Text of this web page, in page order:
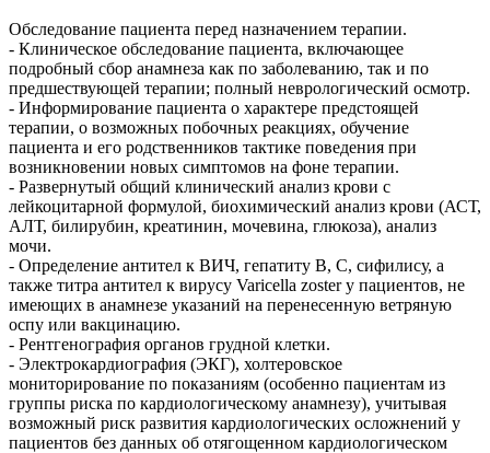
Обследование пациента перед назначением терапии.
- Клиническое обследование пациента, включающее
подробный сбор анамнеза как по заболеванию, так и по
предшествующей терапии; полный неврологический осмотр.
- Информирование пациента о характере предстоящей
терапии, о возможных побочных реакциях, обучение
пациента и его родственников тактике поведения при
возникновении новых симптомов на фоне терапии.
- Развернутый общий клинический анализ крови с
лейкоцитарной формулой, биохимический анализ крови (АСТ,
АЛТ, билирубин, креатинин, мочевина, глюкоза), анализ
мочи.
- Определение антител к ВИЧ, гепатиту В, С, сифилису, а
также титра антител к вирусу Varicella zoster у пациентов, не
имеющих в анамнезе указаний на перенесенную ветряную
оспу или вакцинацию.
- Рентгенография органов грудной клетки.
- Электрокардиография (ЭКГ), холтеровское
мониторирование по показаниям (особенно пациентам из
группы риска по кардиологическому анамнезу), учитывая
возможный риск развития кардиологических осложнений у
пациентов без данных об отягощенном кардиологическом